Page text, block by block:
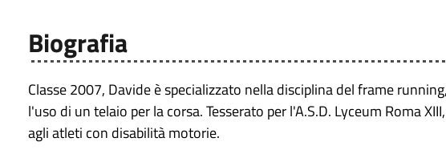
Biografia
Classe 2007, Davide è specializzato nella disciplina del frame
l'uso di un telaio per la corsa. Tesserato per l'A.S.D. Lyceum Roma
agli atleti con disabilità motorie.